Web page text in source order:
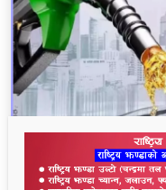
नेपाल आयल